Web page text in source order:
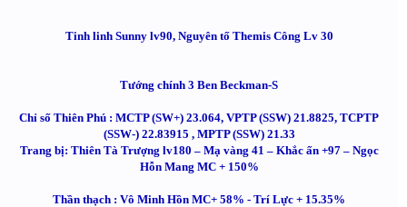
Tinh linh Sunny lv90, Nguyên tố Themis Công Lv 30
Tướng chính 3 Ben Beckman-S
Chỉ số Thiên Phú : MCTP (SW+) 23.064, VPTP (SSW) 21.8825, TCPTP
(SSW-) 22.83915 , MPTP (SSW) 21.33
Trang bị: Thiên Tà Trượng lv180 – Mạ vàng 41 – Khắc ấn +97 – Ngọc
Hỗn Mang MC + 150%
Thần thạch : Vô Minh Hồn MC+ 58% - Trí Lực + 15.35%